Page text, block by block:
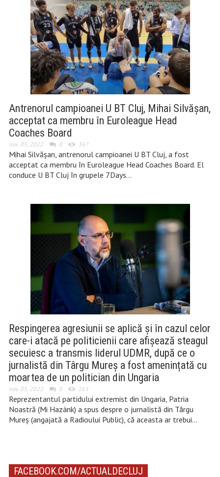
Antrenorul campioanei U BT Cluj, Mihai Silvăşan,
acceptat ca membru în Euroleague Head
Coaches Board
nov. 05, 2022 0 367
Mihai Silvăşan, antrenorul campioanei U BT Cluj, a fost
acceptat ca membru în Euroleague Head Coaches Board. El
conduce U BT Cluj în grupele 7Days…
Respingerea agresiunii se aplică și în cazul celor
care-i atacă pe politicienii care afișează steagul
secuiesc a transmis liderul UDMR, după ce o
jurnalistă din Târgu Mureș a fost amenințată cu
moartea de un politician din Ungaria
nov. 05, 2022 0 163
Reprezentantul partidului extremist din Ungaria, Patria
Noastră (Mi Hazánk) a spus despre o jurnalistă din Târgu
Mureș (angajată a Radioului Public), că aceasta ar trebui…
FACEBOOK.COM/ACTUALDECLUJ